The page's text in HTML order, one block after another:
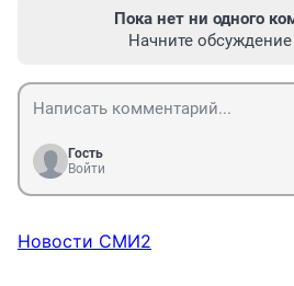
Пока нет ни одного
Начните
Гость
Войти
Новости СМИ2